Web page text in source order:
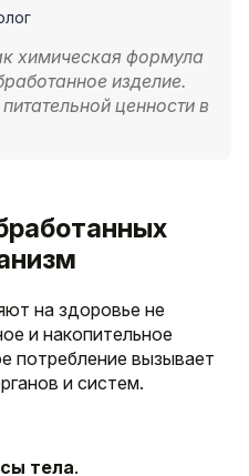
химическая формула
изделие.
ценности в
на здоровье не
и накопительное
потребление вызывает
и систем.
тела.